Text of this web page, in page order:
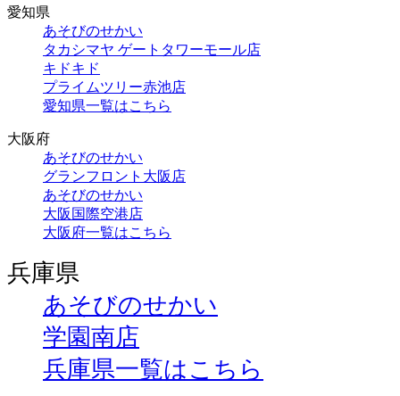
愛知県
あそびのせかい
タカシマヤ ゲートタワーモール店
キドキド
プライムツリー赤池店
愛知県一覧はこちら
大阪府
あそびのせかい
グランフロント大阪店
あそびのせかい
大阪国際空港店
大阪府一覧はこちら
兵庫県
あそびのせかい
学園南店
兵庫県一覧はこちら